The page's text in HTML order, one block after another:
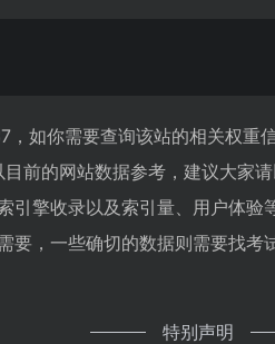
，如你需要查询该站的相关权重
目前的网站数据参考，建议大家
引擎收录以及索引量、用户体
要，一些确切的数据则需要找考
特别声明